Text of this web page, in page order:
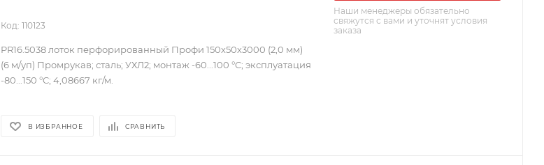
Код: 110123
PR16.5038 лоток перфорированный Профи 150х50х3000 (2,0 мм)
(6 м/уп) Промрукав; сталь; УХЛ2; монтаж -60...100 °C; эксплуатация
-80...150 °C; 4,08667 кг/м.
В ИЗБРАННОЕ СРАВНИТЬ
Наши менеджеры обязательно
свяжутся с вами и уточнят условия
заказа